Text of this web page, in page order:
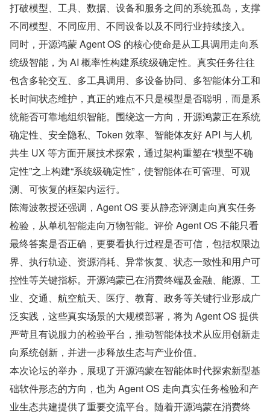
打破模型、工具、数据、设备和服务之间的系统孤岛，支撑
不同模型、不同应用、不同设备以及不同行业持续接入。
同时，开源鸿蒙 Agent OS 的核心使命是从工具调用走向系
统级智能，为 AI 概率性构建系统级确定性。真实任务往往
包含多轮交互、多工具调用、多设备协同、多智能体分工和
长时间状态维护，真正的难点不只是模型是否聪明，而是系
统能否可靠地组织智能。围绕这一方向，开源鸿蒙正在系统
确定性、安全隐私、Token 效率、智能体友好 API 与人机
共生 UX 等方面开展技术探索，通过架构重塑在“模型不确
定性”之上构建“系统级确定性”，使智能体在可管理、可观
测、可恢复的框架内运行。
陈海波教授还强调，Agent OS 要从静态评测走向真实任务
检验，从单机智能走向万物智能。评价 Agent OS 不能只看
最终答案是否正确，更要看执行过程是否可信，包括权限边
界、执行轨迹、资源消耗、异常恢复、状态一致性和用户可
控性等关键指标。开源鸿蒙已在消费终端及金融、能源、工
业、交通、航空航天、医疗、教育、政务等关键行业形成广
泛实践，这些真实场景的大规模部署，将为 Agent OS 提供
严苛且有说服力的检验平台，推动智能体技术从应用创新走
向系统创新，并进一步释放生态与产业价值。
本次论坛的举办，展现了开源鸿蒙在智能体时代探索新型基
础软件形态的方向，也为 Agent OS 走向真实任务检验和产
业生态共建提供了重要交流平台。随着开源鸿蒙在消费终